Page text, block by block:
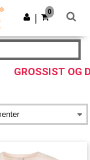
Last ned app
0
GROSSIST OG